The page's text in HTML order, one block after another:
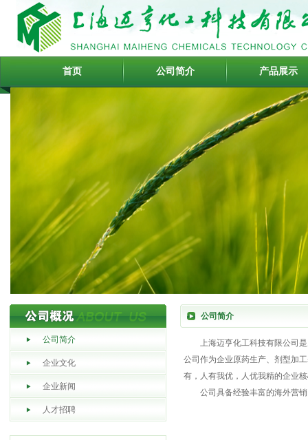
首页 公司简介 产品展示
公司简介
企业文化
企业新闻
人才招聘
公司简介
上海迈亨化工科技有限公司
公司作为企业原药生产、剂型加
有，人有我优，人优我精的企业
公司具备经验丰富的海外营